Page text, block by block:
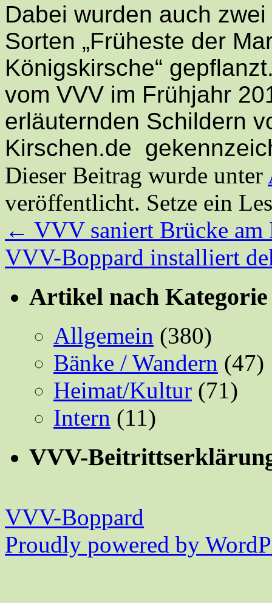
Dabei wurden auch
Sorten „Früheste der
Königskirsche“
vom VVV im Frühjahr
erläuternden Schildern
Kirschen.de
Dieser Beitrag wurde unter
veröffentlicht. Setze ein
← VVV saniert Brücke
VVV-Boppard installiert
Artikel nach Kategorie
Allgemein (380)
Bänke / Wandern (47)
Heimat/Kultur (71)
Intern (11)
VVV-
VVV-Boppard
Proudly powered by